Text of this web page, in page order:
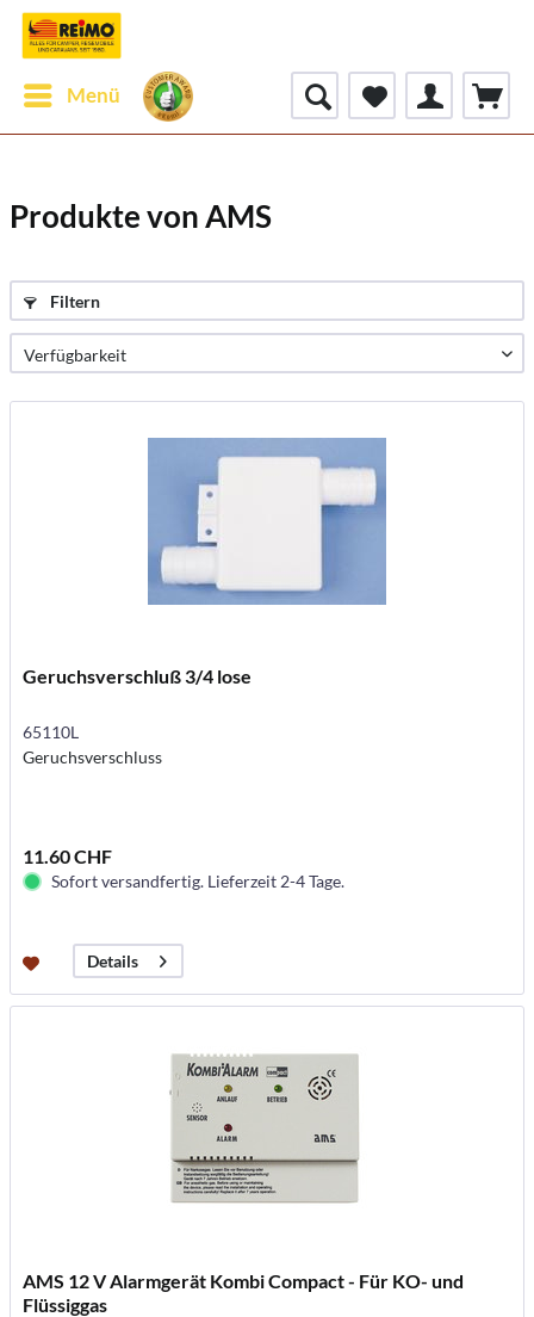
Menü
Produkte von AMS
Filtern
Geruchsverschluß 3/4 lose
65110L
Geruchsverschluss
11.60 CHF
Sofort versandfertig. Lieferzeit 2-4 Tage.
Details
AMS 12 V Alarmgerät Kombi Compact - Für KO- und
Flüssiggas